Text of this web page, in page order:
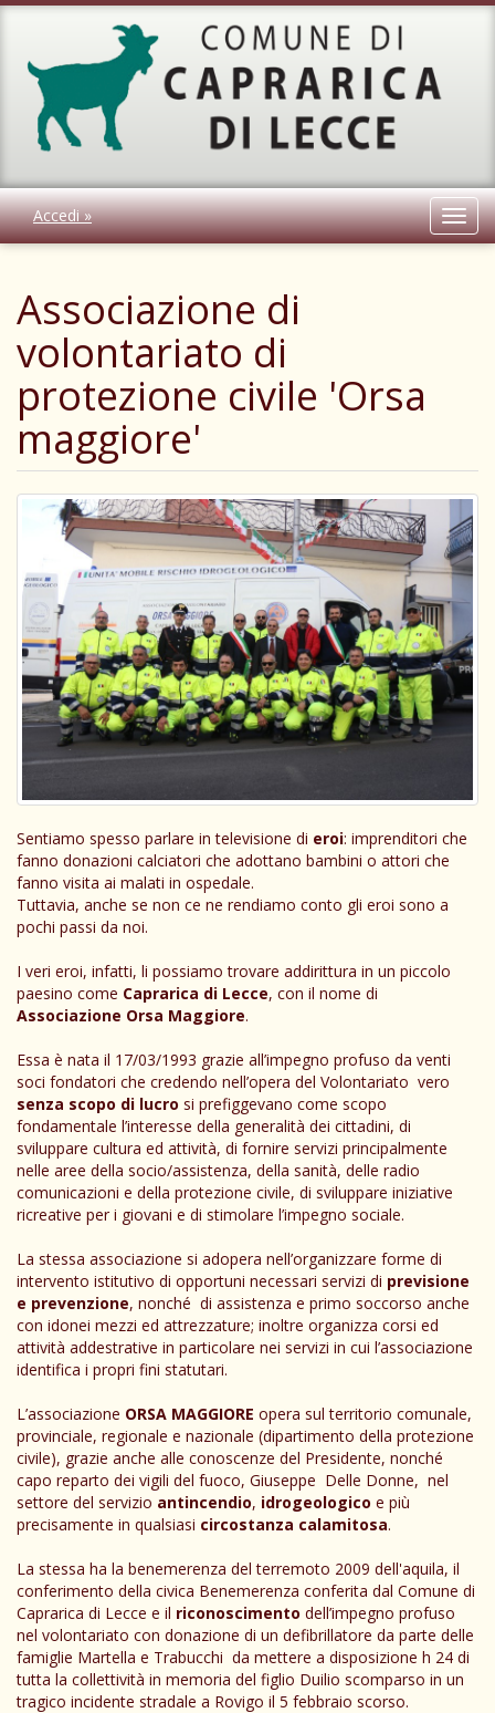
Accedi »
Associazione di
volontariato di
protezione civile 'Orsa
maggiore'
Sentiamo spesso parlare in televisione di eroi: imprenditori che
fanno donazioni calciatori che adottano bambini o attori che
fanno visita ai malati in ospedale.
Tuttavia, anche se non ce ne rendiamo conto gli eroi sono a
pochi passi da noi.
I veri eroi, infatti, li possiamo trovare addirittura in un piccolo
paesino come Caprarica di Lecce, con il nome di
Associazione Orsa Maggiore.
Essa è nata il 17/03/1993 grazie all’impegno profuso da venti
soci fondatori che credendo nell’opera del Volontariato vero
senza scopo di lucro si prefiggevano come scopo
fondamentale l’interesse della generalità dei cittadini, di
sviluppare cultura ed attività, di fornire servizi principalmente
nelle aree della socio/assistenza, della sanità, delle radio
comunicazioni e della protezione civile, di sviluppare iniziative
ricreative per i giovani e di stimolare l’impegno sociale.
La stessa associazione si adopera nell’organizzare forme di
intervento istitutivo di opportuni necessari servizi di previsione
e prevenzione, nonché di assistenza e primo soccorso anche
con idonei mezzi ed attrezzature; inoltre organizza corsi ed
attività addestrative in particolare nei servizi in cui l’associazione
identifica i propri fini statutari.
L’associazione ORSA MAGGIORE opera sul territorio comunale,
provinciale, regionale e nazionale (dipartimento della protezione
civile), grazie anche alle conoscenze del Presidente, nonché
capo reparto dei vigili del fuoco, Giuseppe Delle Donne, nel
settore del servizio antincendio, idrogeologico e più
precisamente in qualsiasi circostanza calamitosa.
La stessa ha la benemerenza del terremoto 2009 dell'aquila, il
conferimento della civica Benemerenza conferita dal Comune di
Caprarica di Lecce e il riconoscimento dell’impegno profuso
nel volontariato con donazione di un defibrillatore da parte delle
famiglie Martella e Trabucchi da mettere a disposizione h 24 di
tutta la collettività in memoria del figlio Duilio scomparso in un
tragico incidente stradale a Rovigo il 5 febbraio scorso.